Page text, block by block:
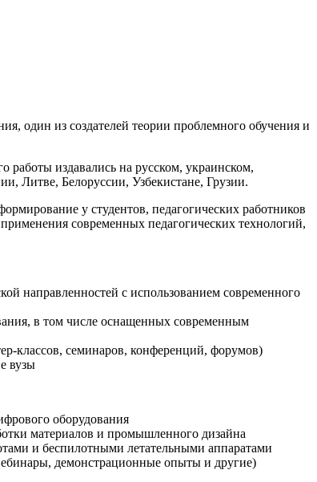
один из создателей теории проблемного обучения и
издавались на русском, украинском,
Литве, Белоруссии, Узбекистане, Грузии.
у студентов, педагогических работников
современных педагогических технологий,
направленностей с использованием современного
в том числе оснащенных современным
классов, семинаров, конференций, форумов)
вузы
оборудования
материалов и промышленного дизайна
и беспилотными летательными аппаратами
демонстрационные опыты и другие)